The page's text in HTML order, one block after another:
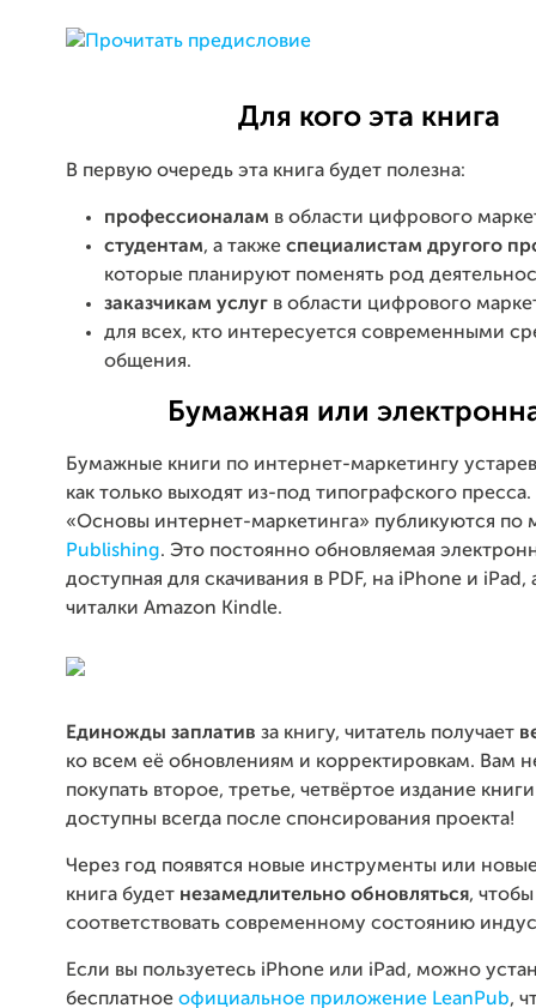
Для кого эта книга
В первую очередь эта книга будет полезна:
профессионалам в области цифрового
студентам, а также специалистам другого
которые планируют поменять род
заказчикам услуг в области цифрового
для всех, кто интересуется современными
общения.
Бумажная или
Бумажные книги по интернет-маркетингу
как только выходят из-под типографского
«Основы интернет-маркетинга» публикуются по
Publishing. Это постоянно обновляемая
доступная для скачивания в PDF, на iPhone и iPad,
читалки Amazon Kindle.
Единожды заплатив за книгу, читатель получает
ко всем её обновлениям и корректировкам. Вам
покупать второе, третье, четвёртое издание
доступны всегда после спонсирования проекта!
Через год появятся новые инструменты или
книга будет незамедлительно обновляться, чтобы
соответствовать современному состоянию
Если вы пользуетесь iPhone или iPad, можно
бесплатное официальное приложение LeanPub,